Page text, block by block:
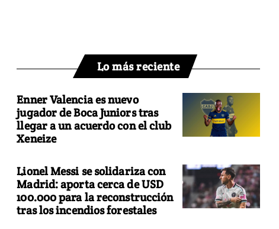
Lo más reciente
Enner Valencia es nuevo
jugador de Boca Juniors tras
llegar a un acuerdo con el club
Xeneize
Lionel Messi se solidariza con
Madrid: aporta cerca de USD
100.000 para la reconstrucción
tras los incendios forestales